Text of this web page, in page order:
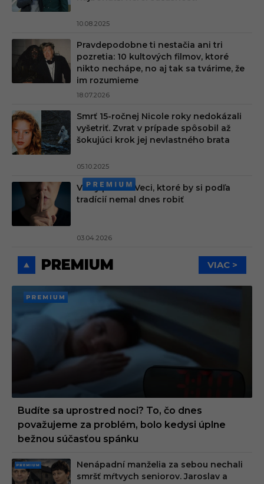
10.08.2025
Pravdepodobne ti nestačia ani tri
pozretia: 10 kultových filmov, ktoré
nikto nechápe, no aj tak sa tvárime, že
im rozumieme
18.07.2026
Smrť 15-ročnej Nicole roky nedokázali
vyšetriť. Zvrat v prípade spôsobil až
šokujúci krok jej nevlastného brata
05.10.2025
Veľký piatok: Veci, ktoré by si podľa
tradícií nemal dnes robiť
03.04.2026
PREMIUM VIAC >
PREMI
UM
Budíte sa uprostred noci? To, čo dnes
považujeme za problém, bolo kedysi úplne
bežnou súčasťou spánku
PRE
Nenápadní manželia za sebou nechali
smršť mŕtvych seniorov. Jaroslav a